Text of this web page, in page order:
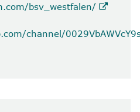
bsv_westfalen/
channel/